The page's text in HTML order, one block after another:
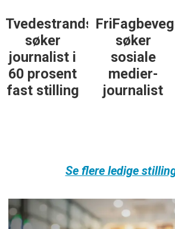
Tvedestrandsposten
søker
journalist i
60 prosent
fast stilling
søker
sosiale
medier-
journalist
Se flere ledige